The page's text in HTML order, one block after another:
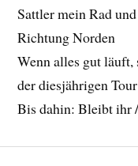
Sattler mein Rad
Richtung Norden
Wenn alles gut
der diesjährigen
Bis dahin: Bleibt ihr